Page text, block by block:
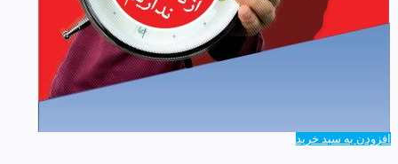
افزودن به سبد خرید